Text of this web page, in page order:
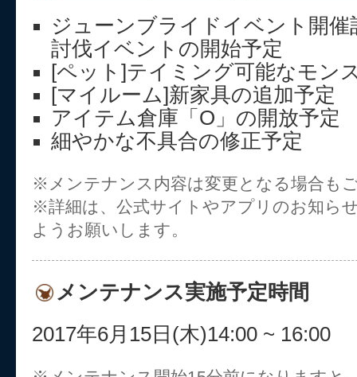
ジューンブライドイベント開催
討伐イベントの開始予定
[ペット]テイミング可能なモン
[マイルーム]新家具の追加予定
アイテム倉庫「O」の開放予定
細やかな不具合の修正予定
※メンテナンス内容は変更となる場合も
※詳細は、公式サイトやアプリのお知ら
ようお願いします。
メンテナンス実施予定時間
2017年6月15日(木)14:00 ~ 16:00